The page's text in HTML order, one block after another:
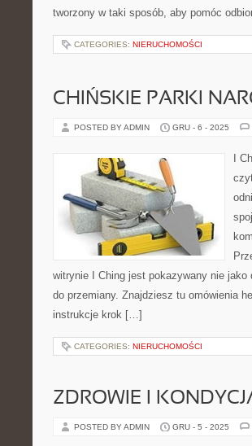
tworzony w taki sposób, aby pomóc
CATEGORIES: NIERUCHOMOŚCI
CHIŃSKIE PARKI
POSTED BY ADMIN GRU - 6 - 2025
I
witrynie I Ching jest pokazywany nie
do przemiany. Znajdziesz tu omówienia
instrukcje krok […]
CATEGORIES: NIERUCHOMOŚCI
ZDROWIE I
POSTED BY ADMIN GRU - 5 - 2025